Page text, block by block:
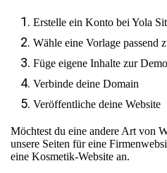
Erstelle ein Konto bei Yola
Wähle eine Vorlage passend
Füge eigene Inhalte zur
Verbinde deine Domain
Veröffentliche deine Website
Möchtest du eine andere Art von
unsere Seiten füreine
eine Kosmetik-Website an.